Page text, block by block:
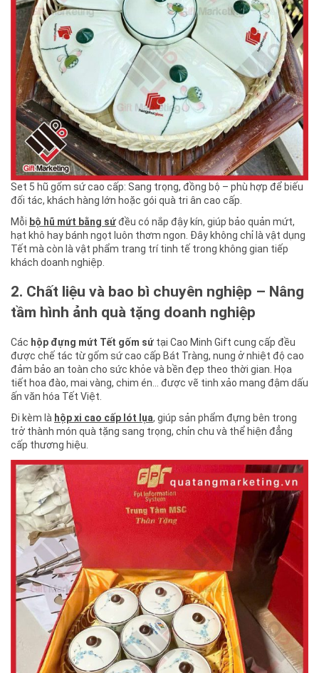
Set 5 hũ gốm sứ cao cấp: Sang trọng, đồng bộ – phù hợp để biếu
đối tác, khách hàng lớn hoặc gói quà tri ân cao cấp.
Mỗi bộ hũ mứt bằng sứđều có nắp đậy kín, giúp bảo quản mứt,
hạt khô hay bánh ngọt luôn thơm ngon. Đây không chỉ là vật dụng
Tết mà còn là vật phẩm trang trí tinh tế trong không gian tiếp
khách doanh nghiệp.
2. Chất liệu và bao bì chuyên nghiệp – Nâng
tầm hình ảnh quà tặng doanh nghiệp
Các hộp đựng mứt Tết gốm sứ tại Cao Minh Gift cung cấp đều
được chế tác từ gốm sứ cao cấp Bát Tràng, nung ở nhiệt độ cao
đảm bảo an toàn cho sức khỏe và bền đẹp theo thời gian. Họa
tiết hoa đào, mai vàng, chim én… được vẽ tinh xảo mang đậm dấu
ấn văn hóa Tết Việt.
Đi kèm là hộp xi cao cấp lót lụa, giúp sản phẩm đựng bên trong
trở thành món quà tặng sang trọng, chỉn chu và thể hiện đẳng
cấp thương hiệu.